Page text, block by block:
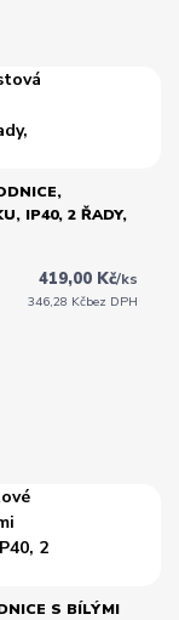
IP40, 2 ŘADY,
419,00 Kč/ks
346,28 Kčbez DPH
S BÍLÝMI